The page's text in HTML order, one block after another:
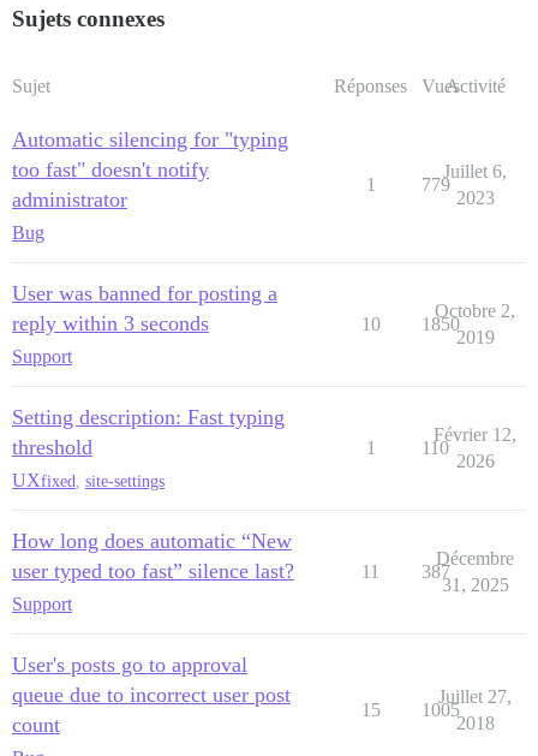
Sujets connexes
Sujet Réponses VuesActivité
Automatic silencing for "typing
too fast" doesn't notify
administrator
Bug
1 779
Juillet 6,
2023
User was banned for posting a
reply within 3 seconds
Support
10 1850
Octobre 2,
2019
Setting description: Fast typing
threshold
UXfixed site-settings
1 110
Février 12,
2026
How long does automatic “New
user typed too fast” silence last?
Support
11 387
Décembre
31, 2025
User's posts go to approval
queue due to incorrect user post
count
15 1005
Juillet 27,
2018